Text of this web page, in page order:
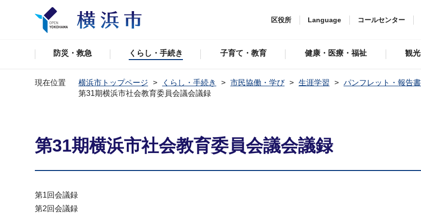
区役所 Language コールセンター
防災・救急 くらし・手続き 子育て・教育 健康・医療・福祉 観
現在位置 横浜市トップページ くらし・手続き 市民協働・学び 生涯学習 パンフレット・報告
第31期横浜市社会教育委員会議会議録
第31期横浜市社会教育委員会議会議録
第1回会議録
第2回会議録